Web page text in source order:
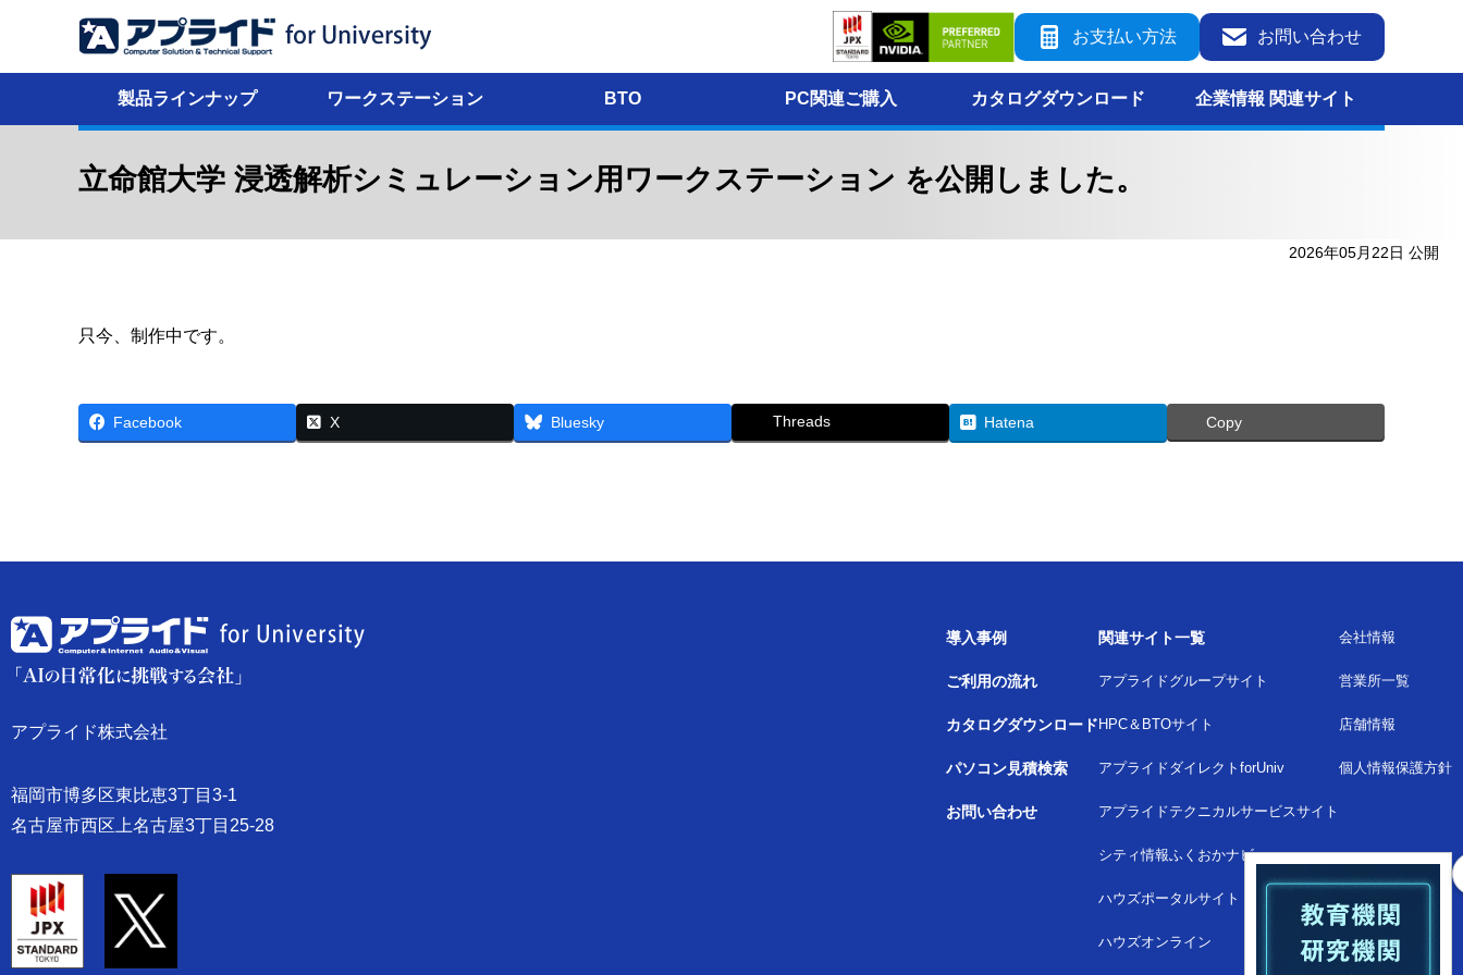
お支払い方法 お問い合わせ
製品ラインナップ ワークステーション BTO PC関連ご購入 カタログダウンロード 企業情報 関連サイト
立命館大学 浸透解析シミュレーション用ワークステーション を公開しました。
2026年05月22日 公開
只今、制作中です。
Facebook X Bluesky Threads Hatena Copy
アプライド株式会社
福岡市博多区東比恵3丁目3-1
名古屋市西区上名古屋3丁目25-28
導入事例
ご利用の流れ
カタログダウンロード
パソコン見積検索
お問い合わせ
関連サイト一覧
アプライドグループサイト
HPC＆BTOサイト
アプライドダイレクトforUniv
アプライドテクニカルサービスサイト
シティ情報ふくおかナビ
ハウズポータルサイト
ハウズオンライン
会社情報
営業所一覧
店舗情報
個人情報保護方針